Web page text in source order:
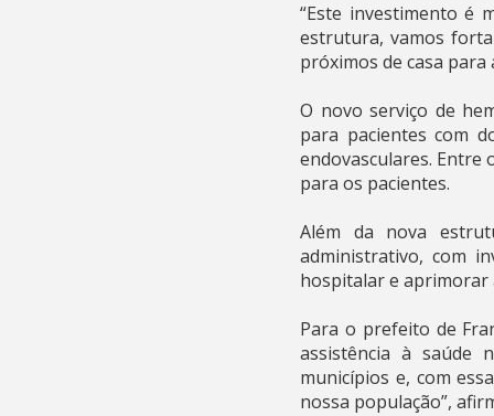
“Este investimento é
estrutura, vamos
próximos de casa para
O novo serviço de
para pacientes com
endovasculares. Entre
para os pacientes.
Além da nova
administrativo, com
hospitalar e aprimorar
Para o prefeito de
assistência à saúde
municípios e, com
nossa população”,